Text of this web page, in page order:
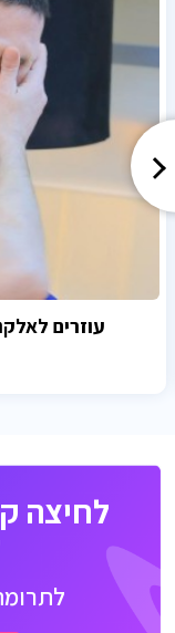
עוזרים
לחיצה